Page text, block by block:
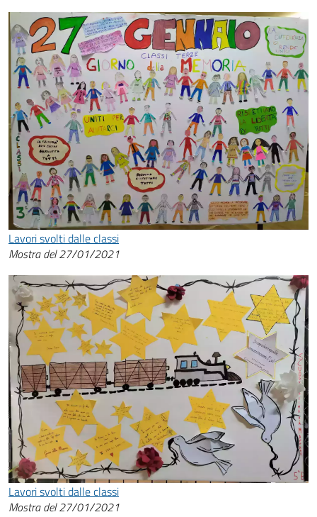
Lavori svolti dalle classi
Mostra del 27/01/2021
Lavori svolti dalle classi
Mostra del 27/01/2021